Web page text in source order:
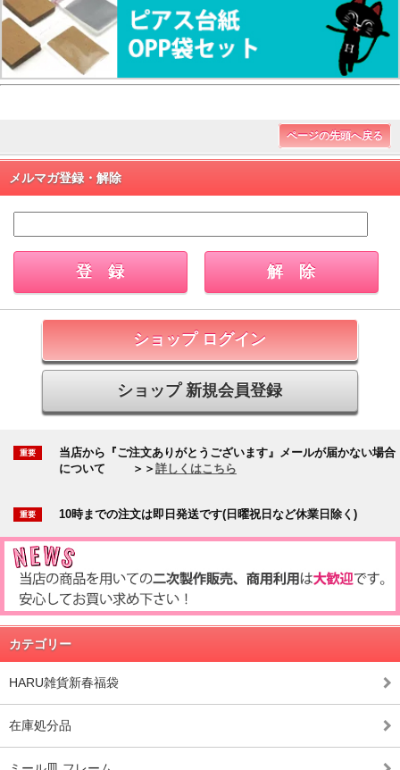
ページの先頭へ戻る
メルマガ登録・解除
ショップ ログイン
ショップ 新規会員登録
当店から『ご注文ありがとうございます』メールが届かない場合
について
＞＞ 詳しくはこちら
10時までの注文は即日発送です(日曜祝日など休業日除く)
カテゴリー
HARU雑貨新春福袋
在庫処分品